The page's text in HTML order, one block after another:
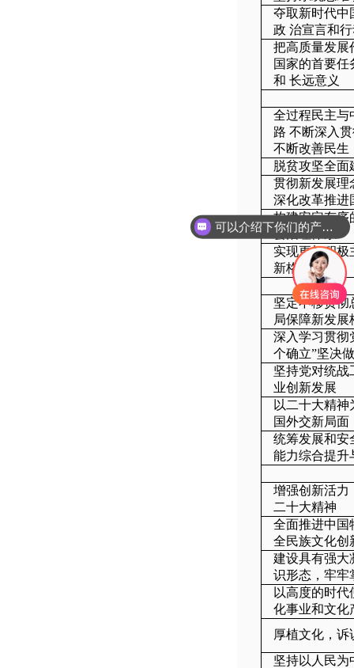
夺取新时代中
政 治宣言和
把高质量发展
国家的首要
和 长远意义
全过程民主与
路 不断深入
不断改善民生
脱贫攻坚全面
贯彻新发展理
深化改革推进
构建安定有序
会治理体系
实现更加积极
新格局
坚定不移贯彻
局保障新发展
深入学习贯彻
个确立”坚决
坚持党对统战
业创新发展
以二十大精
国外交新局面
统筹发展和安
能力综合提升
增强创新活力
二十大精神
全面推进中国
全民族文化创
建设具有强大
识形态，牢牢
以高度的时
化事业和文化
厚植文化，
坚持以人民
可以介绍下你们的产品么